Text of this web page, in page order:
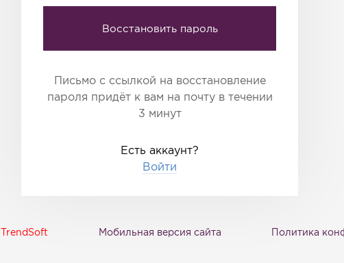
Восстановить пароль
Письмо с ссылкой на восстановление
пароля придёт к вам на почту в течении
3 минут
Есть аккаунт?
Войти
TrendSoft Мобильная версия сайта Политика